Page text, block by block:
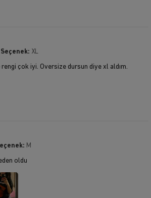
Seçenek: XL
rengi çok iyi. Oversize dursun diye xl aldım.
M
oldu